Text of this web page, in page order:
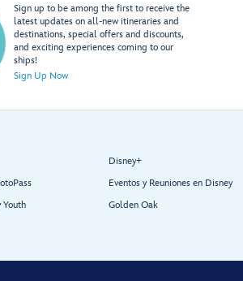
Sign up to be among the first to receive the
latest updates on all-new itineraries and
destinations, special offers and discounts,
and exciting experiences coming to our
ships!
Sign Up Now
Youth
Disney+
Eventos y Reuniones en Disney
Golden Oak